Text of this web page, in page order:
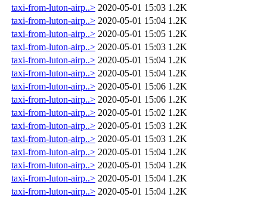
taxi-from-luton-airp..> 2020-05-01 15:03 1.2K
taxi-from-luton-airp..> 2020-05-01 15:04 1.2K
taxi-from-luton-airp..> 2020-05-01 15:05 1.2K
taxi-from-luton-airp..> 2020-05-01 15:03 1.2K
taxi-from-luton-airp..> 2020-05-01 15:04 1.2K
taxi-from-luton-airp..> 2020-05-01 15:04 1.2K
taxi-from-luton-airp..> 2020-05-01 15:06 1.2K
taxi-from-luton-airp..> 2020-05-01 15:06 1.2K
taxi-from-luton-airp..> 2020-05-01 15:02 1.2K
taxi-from-luton-airp..> 2020-05-01 15:03 1.2K
taxi-from-luton-airp..> 2020-05-01 15:03 1.2K
taxi-from-luton-airp..> 2020-05-01 15:04 1.2K
taxi-from-luton-airp..> 2020-05-01 15:04 1.2K
taxi-from-luton-airp..> 2020-05-01 15:04 1.2K
taxi-from-luton-airp..> 2020-05-01 15:04 1.2K